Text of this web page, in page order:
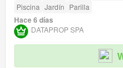
Piscina Jardín Parilla
Hace 6 días
DATAPROP SPA